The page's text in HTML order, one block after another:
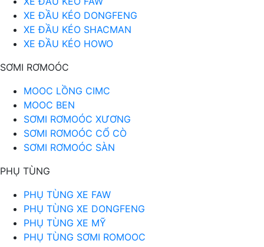
XE ĐẦU KÉO DONGFENG
XE ĐẦU KÉO SHACMAN
XE ĐẦU KÉO HOWO
SƠMI RƠMOÓC
MOOC LỒNG CIMC
MOOC BEN
SƠMI RƠMOÓC XƯƠNG
SƠMI RƠMOÓC CỔ CÒ
SƠMI RƠMOÓC SÀN
PHỤ TÙNG
PHỤ TÙNG XE FAW
PHỤ TÙNG XE DONGFENG
PHỤ TÙNG XE MỸ
PHỤ TÙNG SƠMI ROMOOC